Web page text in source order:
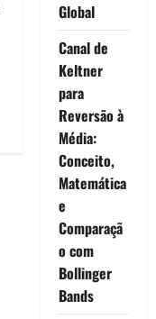
Global
Canal de
Keltner
para
Reversão à
Média:
Conceito,
Matemática
e
Comparaçã
o com
Bollinger
Bands